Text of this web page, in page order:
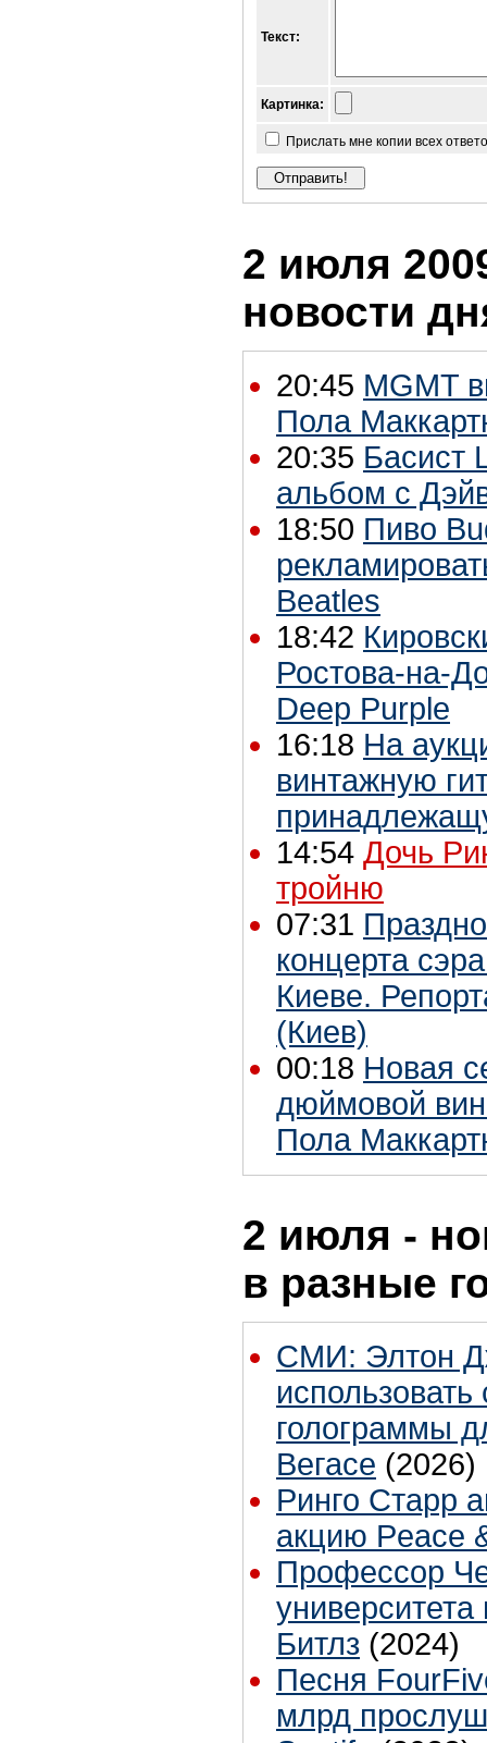
Текст:
Картинка:
Прислать мне копии всех
2 июля
новости
20:45 MGMT
Пола
20:35 Басист
альбом с
18:50 Пиво
Beatles
18:42
Ростова-на-
Deep Purple
16:18 На
винтажную
14:54 Дочь
тройню
07:31
концерта
Киеве.
(Киев)
00:18 Новая
дюймовой
Пола
2 июля -
в разные
СМИ: Элтон
голограммы
Вегасе (2026)
Ринго Старр
акцию Peace
Профессор
университета
Битлз (2024)
Песня
млрд